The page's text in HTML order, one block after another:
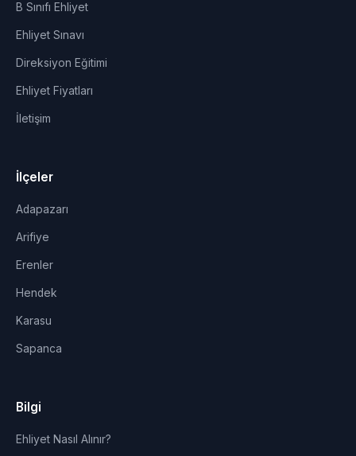
B Sınıfı Ehliyet
Ehliyet Sınavı
Direksiyon Eğitimi
Ehliyet Fiyatları
İletişim
İlçeler
Adapazarı
Arifiye
Erenler
Hendek
Karasu
Sapanca
Bilgi
Ehliyet Nasıl Alınır?